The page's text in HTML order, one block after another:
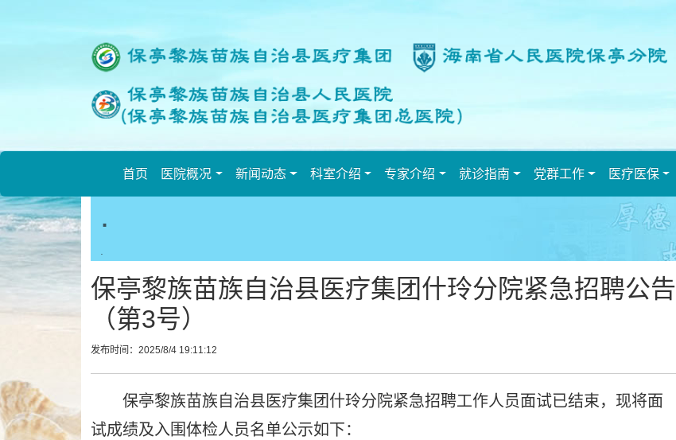
人
院,
盲
智
能
引
首页 医院概况 新闻动态 科室介绍 专家介绍 就诊指南 党群工作 医疗医保
.
.
保亭黎族苗族自治县医疗集团什玲分院紧急招聘公告
（第3号）
发布时间：2025/8/4 19:11:12
保亭黎族苗族自治县医疗集团什玲分院紧急招聘工作人员面试已结束，现将面
试成绩及入围体检人员名单公示如下：